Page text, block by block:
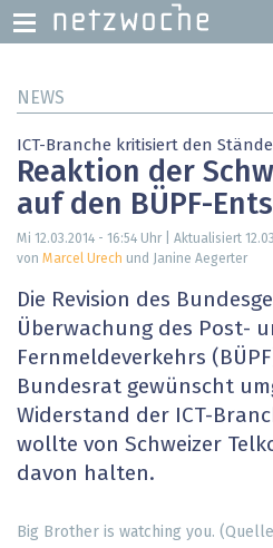
zumNEWS
ICT-Branche kritisiert den
Reaktion der
auf den BÜPF-
Mi 12.03.2014 - 16:54 Uhr | Aktualisiert
von Marcel Urech und Janine Aegerter
Die Revision des
Überwachung des Post-
Fernmeldeverkehrs
Bundesrat gewünscht
Widerstand der ICT-
wollte von Schweizer
davon halten.
Big Brother is watching you.